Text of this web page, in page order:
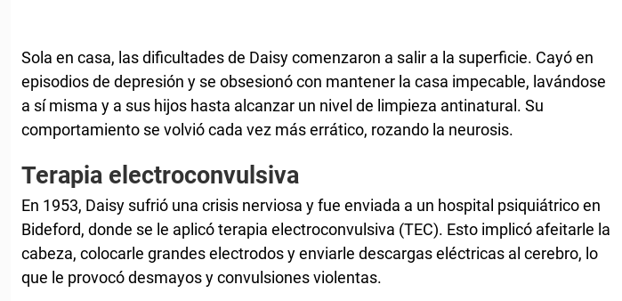
Sola en casa, las dificultades de Daisy comenzaron a salir a la superficie. Cayó en
episodios de depresión y se obsesionó con mantener la casa impecable, lavándose
a sí misma y a sus hijos hasta alcanzar un nivel de limpieza antinatural. Su
comportamiento se volvió cada vez más errático, rozando la neurosis.
Terapia electroconvulsiva
En 1953, Daisy sufrió una crisis nerviosa y fue enviada a un hospital psiquiátrico en
Bideford, donde se le aplicó terapia electroconvulsiva (TEC). Esto implicó afeitarle la
cabeza, colocarle grandes electrodos y enviarle descargas eléctricas al cerebro, lo
que le provocó desmayos y convulsiones violentas.